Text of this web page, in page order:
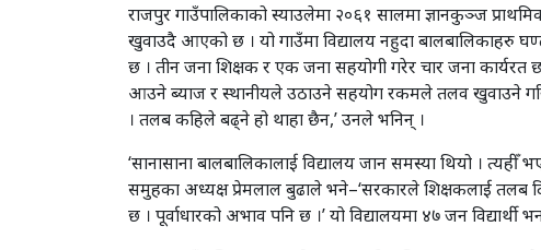
राजपुर गाउँपालिकाको स्याउलेमा २०६१ सालमा ज्ञानकुञ्ज
खुवाउदै आएको छ । यो गाउँमा विद्यालय नहुदा बालबालिकाहरु
छ । तीन जना शिक्षक र एक जना सहयोगी गरेर चार जना
आउने ब्याज र स्थानीयले उठाउने सहयोग रकमले तलव खुवाउने
। तलब कहिले बढ्ने हो थाहा छैन,’ उनले भनिन् ।
‘सानासाना बालबालिकालाई विद्यालय जान समस्या थियो ।
समुहका अध्यक्ष प्रेमलाल बुढाले भने–‘सरकारले शिक्षकलाई तलब
छ । पूर्वाधारको अभाव पनि छ ।’ यो विद्यालयमा ४७ जन